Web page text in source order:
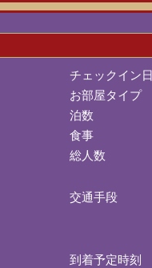
チェックイン日
お部屋タイプ
泊数
食事
総人数
交通手段
到着予定時刻